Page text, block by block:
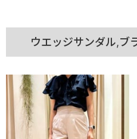
ウエッジサンダル,ブ